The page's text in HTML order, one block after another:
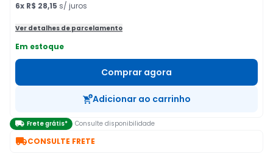
6x R$ 28,15 s/ juros
Ver detalhes de parcelamento
Em estoque
Comprar agora
Adicionar ao carrinho
 Frete grátis* Consulte disponibilidade
CONSULTE FRETE